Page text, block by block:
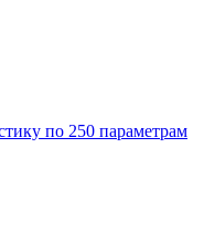
по 250 параметрам